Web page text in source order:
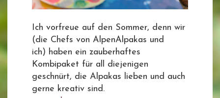
Ich vorfreue auf den Sommer, denn wir
(die Chefs von AlpenAlpakas und
ich) haben ein zauberhaftes
Kombipaket für all diejenigen
geschnürt, die Alpakas lieben und auch
gerne kreativ sind.